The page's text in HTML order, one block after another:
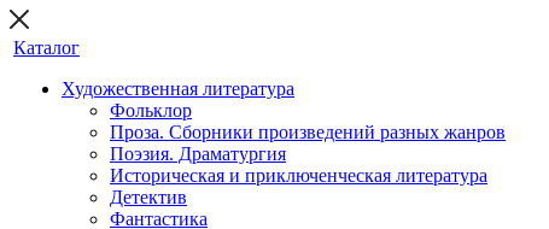
Каталог
Художественная литература
Фольклор
Проза. Сборники произведений разных жанров
Поэзия. Драматургия
Историческая и приключенческая литература
Детектив
Фантастика